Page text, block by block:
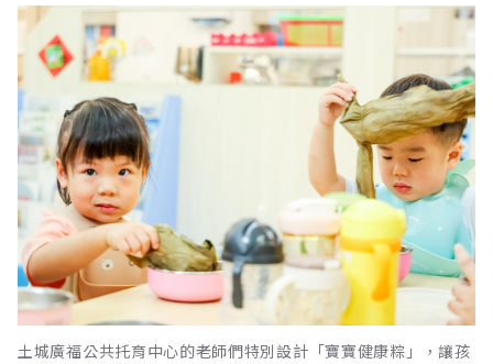
土城廣福公共托育中心的老師們特別設計「寶寶健康粽」，讓孩